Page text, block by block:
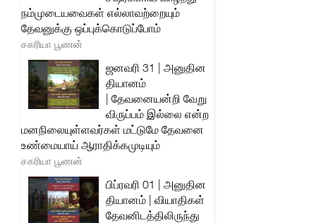
நம்முடையவைகள் எல்லாவற்றையும்
தேவனுக்கு ஒப்புக்கொடுப்போம்
சகரியா பூணன்
ஜனவரி 31 | அனுதின
தியானம்
| தேவனையன்றி வேறு
விருப்பம் இல்லை என்ற
மனநிலையுள்ளவர்கள் மட்டுமே தேவனை
உண்மையாய் ஆராதிக்கமுடியும்
சகரியா பூணன்
பிப்ரவரி 01 | அனுதின
தியானம் | வியாதிகள்
தேவனிடத்திலிருந்து